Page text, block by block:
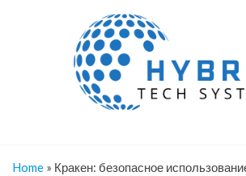
Home » Кракен: безопасное